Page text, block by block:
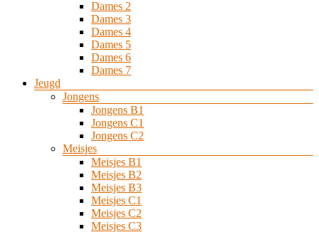
Dames 2
Dames 3
Dames 4
Dames 5
Dames 6
Dames 7
Jeugd
Jongens
Jongens B1
Jongens C1
Jongens C2
Meisjes
Meisjes B1
Meisjes B2
Meisjes B3
Meisjes C1
Meisjes C2
Meisjes C3